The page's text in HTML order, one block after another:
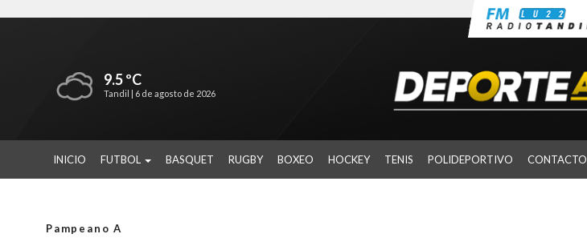
9.5 ºC
Tandil | 6 de agosto de 2026
INICIO FUTBOL BASQUET RUGBY BOXEO HOCKEY TENIS POLIDEPORTIVO CONTACTO
Pampeano A